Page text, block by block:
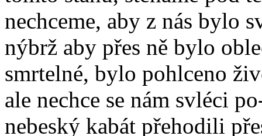
nechceme, aby z nás bylo
nýbrž aby přes ně bylo
smrtelné, bylo pohlceno
ale nechce se nám svléci
nebeský kabát přehodili